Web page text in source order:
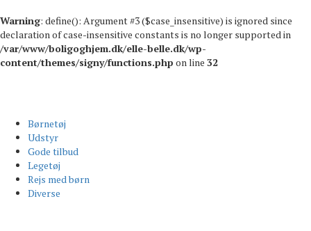
Warning: define(): Argument #3 ($case_insensitive) is ignored since
declaration of case-insensitive constants is no longer supported in
/var/www/boligoghjem.dk/elle-belle.dk/wp-
content/themes/signy/functions.php on line 32
Børnetøj
Udstyr
Gode tilbud
Legetøj
Rejs med børn
Diverse